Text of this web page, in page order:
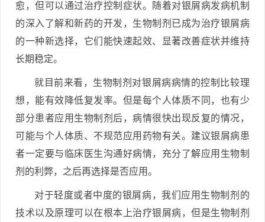
愈，但可以通过治疗控制症状。随着对银屑病发病机制
的深入了解和新药的开发，生物制剂已成为治疗银屑病
的一种新选择，它们能快速起效、显著改善症状并维持
长期稳定。
就目前来看，生物制剂对银屑病病情的控制比较理
想，能有效降低复发率。但是每个人体质不同，也有少
部分患者应用生物制剂后，病情很快出现反复的情况，
可能与个人体质、不规范应用药物有关。建议银屑病患
者一定要与临床医生沟通好病情，充分了解应用生物制
剂的利弊，之后再选择是否应用。
对于轻度或者中度的银屑病，我们应用生物制剂的
技术以及原理可以在根本上治疗银屑病，但是生物制剂